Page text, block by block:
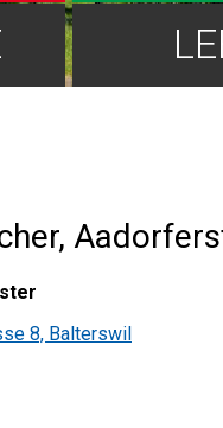
8, Balterswil